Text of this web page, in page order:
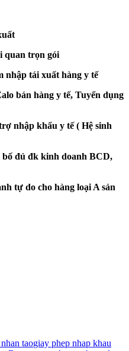
quan trọn gói
nhập tái xuất hàng y tế
bán hàng y tế, Tuyển dụng
nhập khẩu y tế ( Hệ sinh
bố đủ đk kinh doanh BCD,
tự do cho hàng loại A sản
taogiay phep nhap khau